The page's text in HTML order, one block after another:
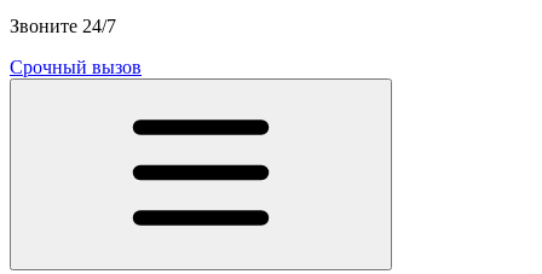
Звоните 24/7
Срочный вызов